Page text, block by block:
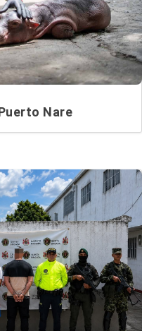
Nare